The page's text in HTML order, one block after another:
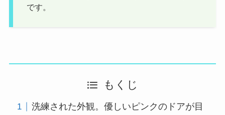
です。
もくじ
洗練された外観。優しいピンクのドアが目